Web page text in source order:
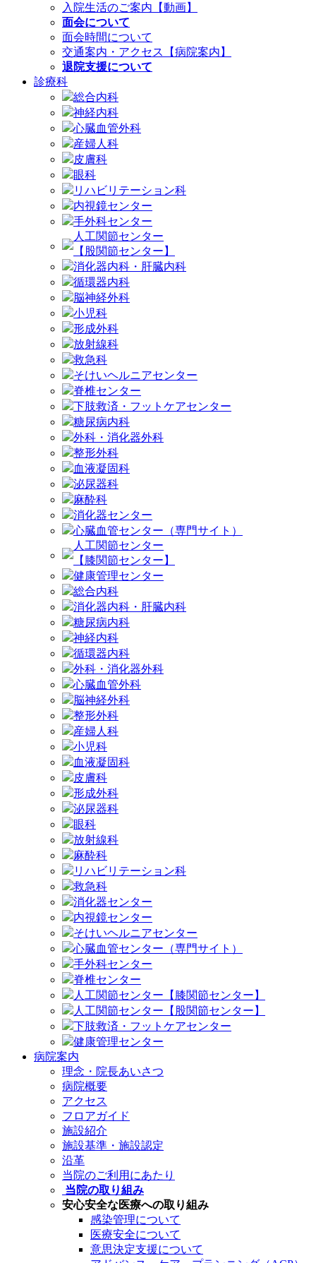
入院生活のご案内【動画】
面会について
面会時間について
交通案内・アクセス【病院案内】
退院支援について
診療科
総合内科
神経内科
心臓血管外科
産婦人科
皮膚科
眼科
リハビリテーション科
内視鏡センター
手外科センター
人工関節センター
【股関節センター】
消化器内科・肝臓内科
循環器内科
脳神経外科
小児科
形成外科
放射線科
救急科
そけいヘルニアセンター
脊椎センター
下肢救済・フットケアセンター
糖尿病内科
外科・消化器外科
整形外科
血液凝固科
泌尿器科
麻酔科
消化器センター
心臓血管センター（専門サイト）
人工関節センター
【膝関節センター】
健康管理センター
総合内科
消化器内科・肝臓内科
糖尿病内科
神経内科
循環器内科
外科・消化器外科
心臓血管外科
脳神経外科
整形外科
産婦人科
小児科
血液凝固科
皮膚科
形成外科
泌尿器科
眼科
放射線科
麻酔科
リハビリテーション科
救急科
消化器センター
内視鏡センター
そけいヘルニアセンター
心臓血管センター（専門サイト）
手外科センター
脊椎センター
人工関節センター【膝関節センター】
人工関節センター【股関節センター】
下肢救済・フットケアセンター
健康管理センター
病院案内
理念・院長あいさつ
病院概要
アクセス
フロアガイド
施設紹介
施設基準・施設認定
沿革
当院のご利用にあたり
当院の取り組み
安心安全な医療への取り組み
感染管理について
医療安全について
意思決定支援について